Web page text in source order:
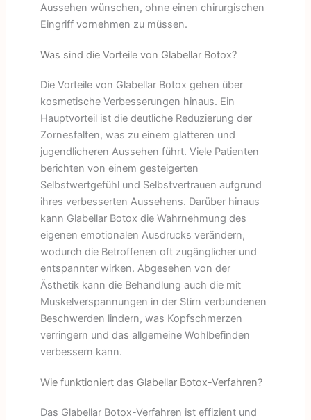
Aussehen wünschen, ohne einen chirurgischen
Eingriff vornehmen zu müssen.
Was sind die Vorteile von Glabellar Botox?
Die Vorteile von Glabellar Botox gehen über
kosmetische Verbesserungen hinaus. Ein
Hauptvorteil ist die deutliche Reduzierung der
Zornesfalten, was zu einem glatteren und
jugendlicheren Aussehen führt. Viele Patienten
berichten von einem gesteigerten
Selbstwertgefühl und Selbstvertrauen aufgrund
ihres verbesserten Aussehens. Darüber hinaus
kann Glabellar Botox die Wahrnehmung des
eigenen emotionalen Ausdrucks verändern,
wodurch die Betroffenen oft zugänglicher und
entspannter wirken. Abgesehen von der
Ästhetik kann die Behandlung auch die mit
Muskelverspannungen in der Stirn verbundenen
Beschwerden lindern, was Kopfschmerzen
verringern und das allgemeine Wohlbefinden
verbessern kann.
Wie funktioniert das Glabellar Botox-Verfahren?
Das Glabellar Botox-Verfahren ist effizient und